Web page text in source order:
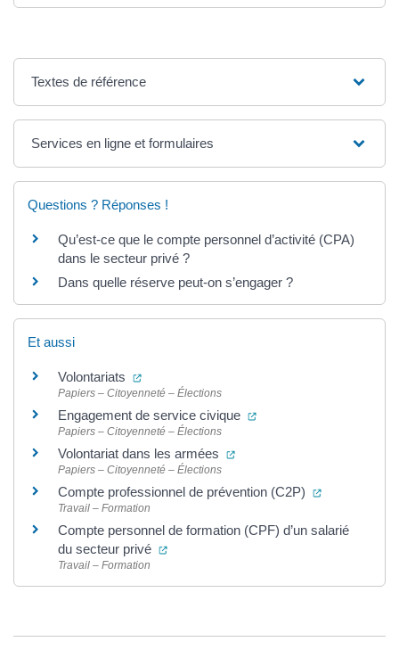
Textes de référence
Services en ligne et formulaires
Questions ? Réponses !
Qu’est-ce que le compte personnel d’activité (CPA)
dans le secteur privé ?
Dans quelle réserve peut-on s’engager ?
Et aussi
Volontariats (ouverture dans un nouvel onglet)
Papiers – Citoyenneté – Élections
Engagement de service civique (ouverture dans un
Papiers – Citoyenneté – Élections
Volontariat dans les armées (ouverture dans un nouvel
Papiers – Citoyenneté – Élections
Compte professionnel de prévention (C2P) (ouverture
Travail – Formation
Compte personnel de formation (CPF) d’un salarié
du secteur privé
(ouverture dans un nouvel onglet)
Travail – Formation